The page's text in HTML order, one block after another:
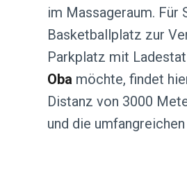
im Massageraum.
Basketballplatz zur
Parkplatz mit
Oba möchte, findet
Distanz von 3000
und die